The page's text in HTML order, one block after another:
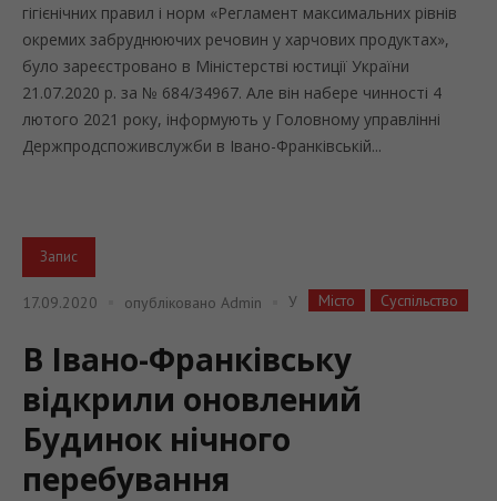
гігієнічних правил і норм «Регламент максимальних рівнів
окремих забруднюючих речовин у харчових продуктах»,
було зареєстровано в Міністерстві юстиції України
21.07.2020 р. за № 684/34967. Але він набере чинності 4
лютого 2021 року, інформують у Головному управлінні
Держпродспоживслужби в Івано-Франківській...
Запис
17.09.2020 опубліковано Admin У Місто Суспільство
В Івано-Франківську
відкрили оновлений
Будинок нічного
перебування